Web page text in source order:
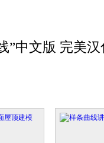
”中文版 完美